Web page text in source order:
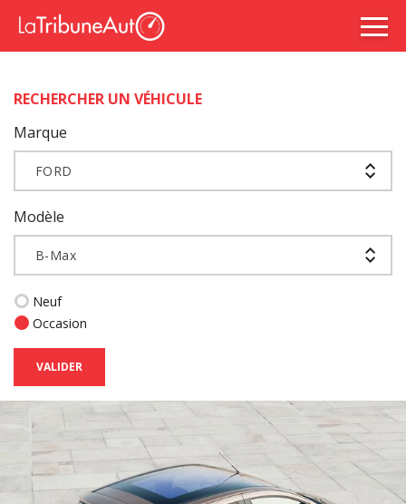
RECHERCHER UN VÉHICULE
Marque
FORD
Modèle
B-Max
Neuf
Occasion
VALIDER